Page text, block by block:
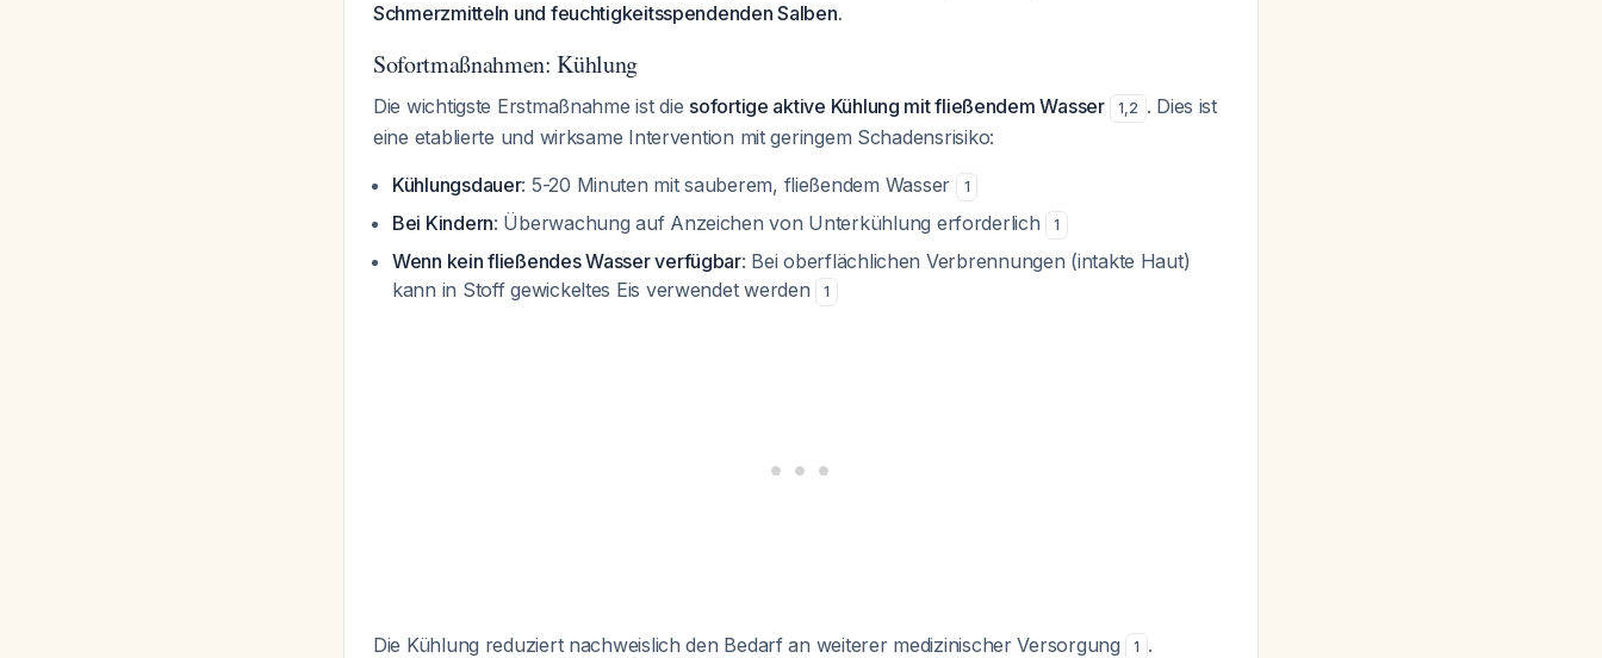
Schmerzmitteln und feuchtigkeitsspendenden Salben.
Sofortmaßnahmen: Kühlung
Die wichtigste Erstmaßnahme ist die sofortige aktive Kühlung mit fließendem Wasser 1,2 . Dies ist
eine etablierte und wirksame Intervention mit geringem Schadensrisiko:
Kühlungsdauer: 5-20 Minuten mit sauberem, fließendem Wasser 1
Bei Kindern: Überwachung auf Anzeichen von Unterkühlung erforderlich 1
Wenn kein fließendes Wasser verfügbar: Bei oberflächlichen Verbrennungen (intakte Haut)
kann in Stoff gewickeltes Eis verwendet werden
1
Die Kühlung reduziert nachweislich den Bedarf an weiterer medizinischer Versorgung 1 .